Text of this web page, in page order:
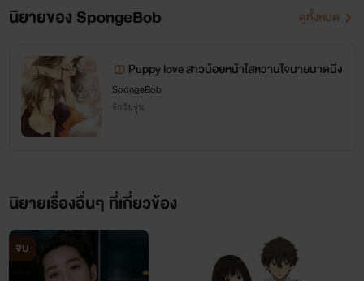
กองทัพ- ประธานนักเรียนหัวแดงสุดโหด หล่อ รวย ดุ แถม ยัง
หื่น!!!! ผู้มีอิทธิพลและขึ้นชื่อว่าเป็นผู้ครอบครัวแบมือ (คนข้างบน)
นิยายของ SpongeBob ดูทั้งหมด
Puppy love สาวน้อยหน้าใสหวานใจนายมาดนิ่ง
SpongeBob
รักวัยรุ่น
นิยายเรื่องอื่นๆ ที่เกี่ยวข้อง
จบ